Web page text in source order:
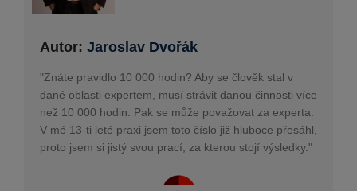
Autor: Jaroslav Dvořák
"Znáte pravidlo 10 000 hodin? Aby se člověk stal v
dané oblasti expertem, musí strávit danou činnosti více
než 10 000 hodin. Pak se může považovat za experta.
V mé 13-ti leté praxi jsem toto číslo již hluboce přesáhl,
proto jsem si jistý svou prací, za kterou stojí výsledky."